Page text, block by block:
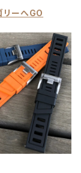
リーへGO